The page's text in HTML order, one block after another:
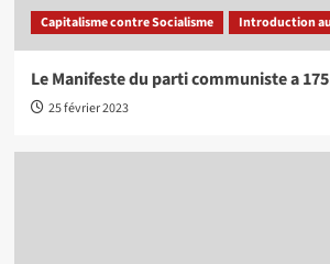
Capitalisme contre Socialisme Introduction
Le Manifeste du parti communiste a
25 février 2023